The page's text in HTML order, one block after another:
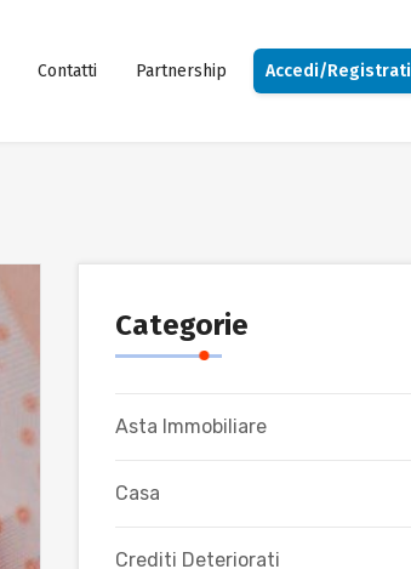
Contatti Partnership Accedi/Registrati
Categorie
Asta Immobiliare
Casa
Crediti Deteriorati